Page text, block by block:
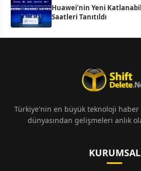
Huawei’nin Yeni
Saatleri Tanıtıldı
Türkiye'nin en büyük teknoloji
dünyasından gelişmeleri anlık
KURUMSAL